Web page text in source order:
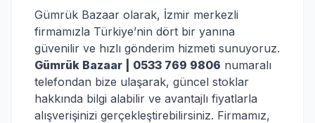
Gümrük Bazaar olarak, İzmir merkezli
firmamızla Türkiye’nin dört bir yanına
güvenilir ve hızlı gönderim hizmeti sunuyoruz.
Gümrük Bazaar | 0533 769 9806 numaralı
telefondan bize ulaşarak, güncel stoklar
hakkında bilgi alabilir ve avantajlı fiyatlarla
alışverişinizi gerçekleştirebilirsiniz. Firmamız,